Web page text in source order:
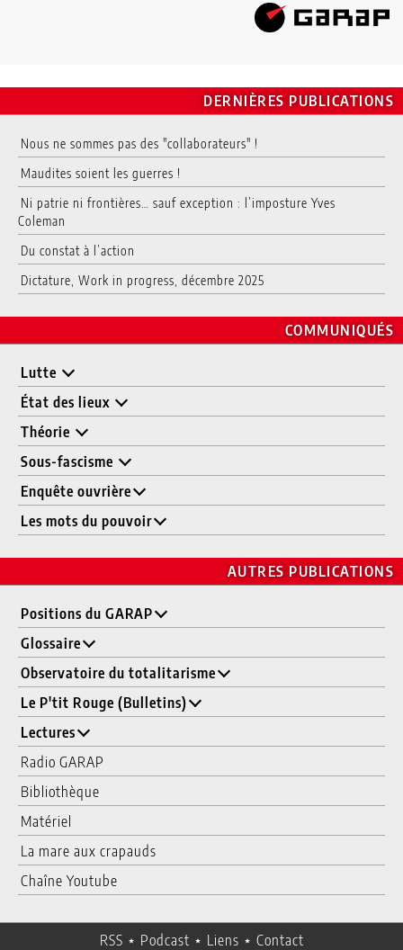
DERNIÈRES PUBLICATIONS
Nous ne sommes pas des "collaborateurs" !
Maudites soient les guerres !
Ni patrie ni frontières… sauf exception : l’imposture Yves
Coleman
Du constat à l’action
Dictature, Work in progress, décembre 2025
COMMUNIQUÉS
Lutte
État des lieux
Théorie
Sous-fascisme
Enquête ouvrière
Les mots du pouvoir
AUTRES PUBLICATIONS
Positions du GARAP
Glossaire
Observatoire du totalitarisme
Le P'tit Rouge (Bulletins)
Lectures
Radio GARAP
Bibliothèque
Matériel
La mare aux crapauds
Chaîne Youtube
RSS ⋆ Podcast ⋆ Liens ⋆ Contact